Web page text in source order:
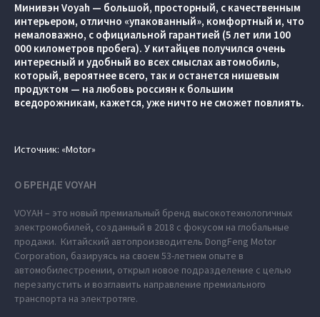
Минивэн Voyah — большой, просторный, с качественным
интерьером, отлично «упакованный», комфортный и, что
немаловажно, с официальной гарантией (5 лет или 100
000 километров пробега). У китайцев получился очень
интересный и удобный во всех смыслах автомобиль,
который, вероятнее всего, так и останется нишевым
продуктом — на любовь россиян к большим
вседорожникам, кажется, уже ничто не сможет повлиять.
Источник: «Motor»
О БРЕНДЕ VOYAH
VOYAH – это новый премиальный бренд высокотехнологичных
электромобилей, созданный в 2018 с фокусом на глобальные
продажи. Китайский автопроизводитель DongFeng Motor
Corporation, базируясь на своем 53-летнем опыте в
автомобилестроении, открыл новое подразделение с целью
перезапустить и возглавить направление премиального
транспорта на электротяге.